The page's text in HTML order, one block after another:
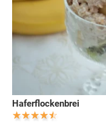
Haferflockenbrei